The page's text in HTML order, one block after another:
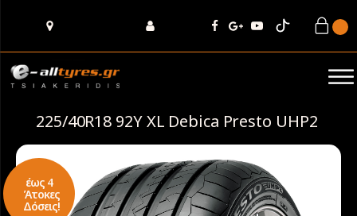
225/40R18 92Y XL Debica Presto UHP2
έως 4
Άτοκες
Δόσεις!